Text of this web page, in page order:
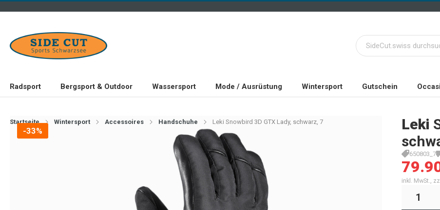
Radsport Bergsport & Outdoor Wassersport Mode / Ausrüstung Wintersport Gutschein
Startseite Wintersport Accessoires Handschuhe Leki Snowbird 3D GTX Lady, schwarz, 7
-33% Leki
650803_7
inkl. MwSt.,